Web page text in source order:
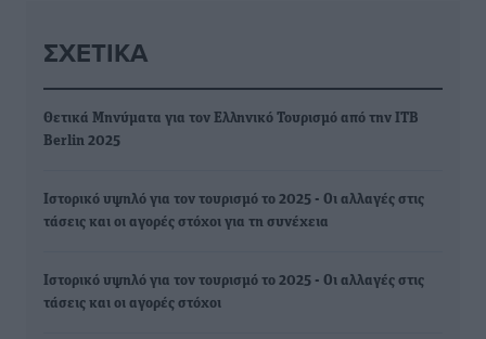
ΣΧΕΤΙΚΆ
Θετικά Μηνύματα για τον Ελληνικό Τουρισμό από την ITB
Berlin 2025
Ιστορικό υψηλό για τον τουρισμό το 2025 - Οι αλλαγές στις
τάσεις και οι αγορές στόχοι για τη συνέχεια
Ιστορικό υψηλό για τον τουρισμό το 2025 - Οι αλλαγές στις
τάσεις και οι αγορές στόχοι